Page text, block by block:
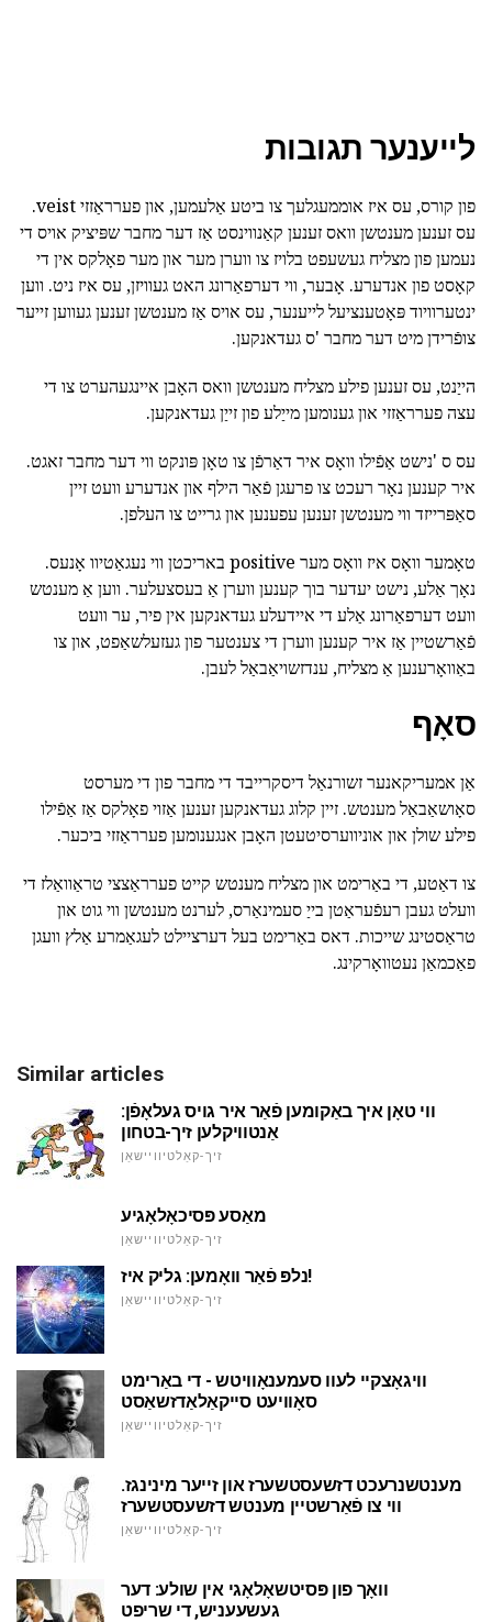
לייענער תגובות
פון קורס, עס איז אוממעגלעך צו ביטע אַלעמען, און פערראַזזי veist.
עס זענען מענטשן וואס זענען קאַנווינסט אַז דער מחבר שפּיציק אויס די
נעמען פון מצליח געשעפט בלויז צו ווערן מער און מער פאָלקס אין די
קאָסט פון אנדערע. אָבער, ווי דערפאַרונג האט געוויזן, עס איז ניט. ווען
ינטערוויוד פּאָטענציעל לייענער, עס אויס אַז מענטשן זענען געווען זייער
צופֿרידן מיט דער מחבר 'ס געדאנקען.
הייַנט, עס זענען פילע מצליח מענטשן וואס האָבן איינגעהערט צו די
עצה פערראַזזי און גענומען מייַלע פון זייַן געדאנקען.
עס ס 'נישט אַפֿילו וואָס איר דאַרפֿן צו טאָן פּונקט ווי דער מחבר זאגט.
איר קענען נאָר רעכט צו פרעגן פֿאַר הילף און אנדערע וועט זיין
סאַפּרייזד ווי מענטשן זענען עפענען און גרייט צו העלפן.
טאָמער וואָס איז וואָס מער positive באריכטן ווי נעגאַטיוו אָנעס.
נאָך אַלע, נישט יעדער בוך קענען ווערן אַ בעסצעלער. ווען אַ מענטש
וועט דערפאַרונג אַלע די איידעלע געדאנקען אין פיר, ער וועט
פֿאַרשטיין אַז איר קענען ווערן די צענטער פון געזעלשאַפט, און צו
באַוואָרענען אַ מצליח, ענדזשויאַבאַל לעבן.
סאָף
אַן אמעריקאנער זשורנאַל דיסקרייבד די מחבר פון די מערסט
סאָושאַבאַל מענטש. זיין קלוג געדאנקען זענען אַזוי פאָלקס אַז אַפֿילו
פילע שולן און אוניווערסיטעטן האָבן אנגענומען פערראַזזי ביכער.
צו דאַטע, די באַרימט און מצליח מענטש קייט פערראַצצי טראַוואַלז די
וועלט געבן רעפֿעראַטן בייַ סעמינאַרס, לערנט מענטשן ווי גוט און
טראַסטינג שייכות. דאס באַרימט בעל דערציילט לעגאַמרע אַלץ וועגן
פאַכמאַן נעטוואָרקינג.
Similar articles
ווי טאָן איך באַקומען פֿאַר איר גויס געלאָפֿן:
אַנטוויקלען זיך-בטחון
זיך-קאַלטיוויישאַן
מאַסע פּסיכאָלאָגיע
זיך-קאַלטיוויישאַן
נלפּ פֿאַר וואָמען: גליק איז!
זיך-קאַלטיוויישאַן
וויגאָצקיי לעוו סעמענאָוויטש - די באַרימט
סאָוויעט סייקאַלאַדזשאַסט
זיך-קאַלטיוויישאַן
מענטשנרעכט דזשעסטשערז און זייער מינינגז.
ווי צו פֿאַרשטיין מענטש דזשעסטשערז
זיך-קאַלטיוויישאַן
וואָך פון פּסיטשאָלאָגי אין שולע: דער
געשעעניש, די שריפט